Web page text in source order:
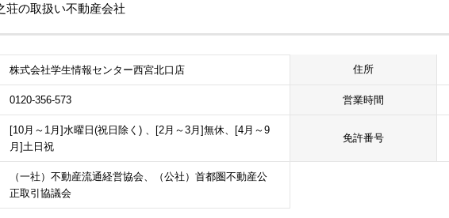
荘の取扱い不動産会社
株式会社学生情報センター西宮北口店 住所
0120-356-573 営業時間
[10月～1月]水曜日(祝日除く) 、[2月～3月]無休、[4月～9
月]土日祝
免許番号
（一社）不動産流通経営協会、（公社）首都圏不動産公
正取引協議会